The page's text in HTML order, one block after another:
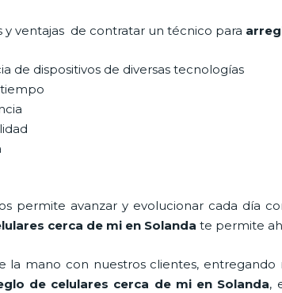
y ventajas de contratar un técnico para
de dispositivos de diversas tecnologías
permite avanzar y evolucionar cada día
cerca de mi en Solanda te permite
la mano con nuestros clientes,
de celulares cerca de mi en Solanda,